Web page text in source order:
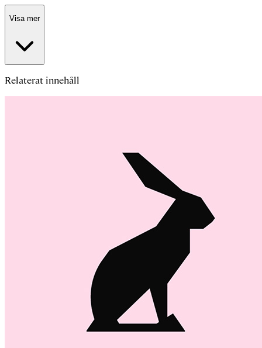
Visa mer
Relaterat innehåll